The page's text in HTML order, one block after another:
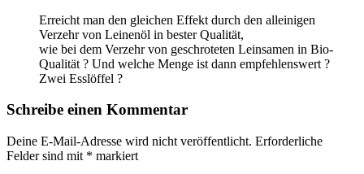
Erreicht man den gleichen Effekt durch den alleinigen
Verzehr von Leinenöl in bester Qualität,
wie bei dem Verzehr von geschroteten Leinsamen in Bio-
Qualität ? Und welche Menge ist dann empfehlenswert ?
Zwei Esslöffel ?
Schreibe einen Kommentar
Deine E-Mail-Adresse wird nicht veröffentlicht. Erforderliche
Felder sind mit * markiert